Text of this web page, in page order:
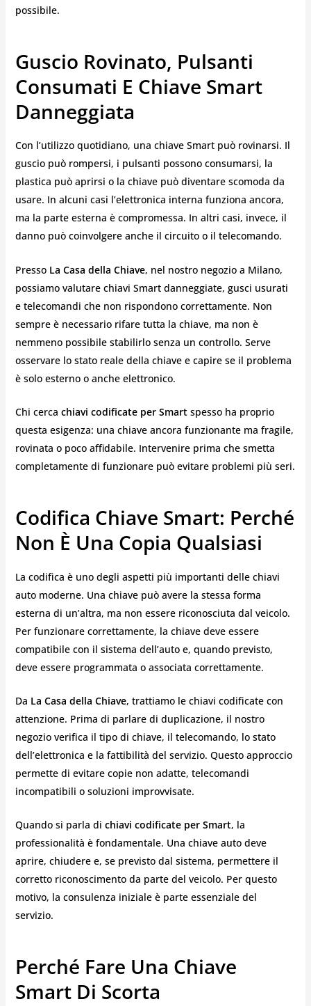
possibile.
Guscio Rovinato, Pulsanti
Consumati E Chiave Smart
Danneggiata
Con l’utilizzo quotidiano, una chiave Smart può rovinarsi. Il
guscio può rompersi, i pulsanti possono consumarsi, la
plastica può aprirsi o la chiave può diventare scomoda da
usare. In alcuni casi l’elettronica interna funziona ancora,
ma la parte esterna è compromessa. In altri casi, invece, il
danno può coinvolgere anche il circuito o il telecomando.
Presso La Casa della Chiave, nel nostro negozio a Milano,
possiamo valutare chiavi Smart danneggiate, gusci usurati
e telecomandi che non rispondono correttamente. Non
sempre è necessario rifare tutta la chiave, ma non è
nemmeno possibile stabilirlo senza un controllo. Serve
osservare lo stato reale della chiave e capire se il problema
è solo esterno o anche elettronico.
Chi cerca chiavi codificate per Smartspesso ha proprio
questa esigenza: una chiave ancora funzionante ma fragile,
rovinata o poco affidabile. Intervenire prima che smetta
completamente di funzionare può evitare problemi più seri.
Codifica Chiave Smart: Perché
Non È Una Copia Qualsiasi
La codifica è uno degli aspetti più importanti delle chiavi
auto moderne. Una chiave può avere la stessa forma
esterna di un’altra, ma non essere riconosciuta dal veicolo.
Per funzionare correttamente, la chiave deve essere
compatibile con il sistema dell’auto e, quando previsto,
deve essere programmata o associata correttamente.
Da La Casa della Chiave, trattiamo le chiavi codificate con
attenzione. Prima di parlare di duplicazione, il nostro
negozio verifica il tipo di chiave, il telecomando, lo stato
dell’elettronica e la fattibilità del servizio. Questo approccio
permette di evitare copie non adatte, telecomandi
incompatibili o soluzioni improvvisate.
Quando si parla di chiavi codificate per Smart, la
professionalità è fondamentale. Una chiave auto deve
aprire, chiudere e, se previsto dal sistema, permettere il
corretto riconoscimento da parte del veicolo. Per questo
motivo, la consulenza iniziale è parte essenziale del
servizio.
Perché Fare Una Chiave
Smart Di Scorta